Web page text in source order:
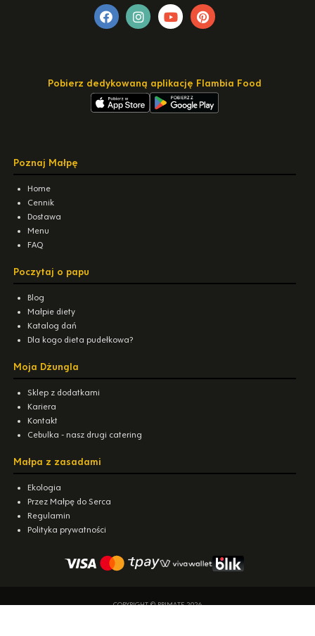
Pobierz dedykowaną aplikację Flambia Food
Poznaj Małpę
Home
Cennik
Dostawa
Menu
FAQ
Poczytaj o papu
Blog
Małpie diety
Katalog dań
Dla kogo dieta pudełkowa?
Moja Dżungla
Sklep z dodatkami
Kariera
Kontakt
Cebulka - nasz drugi catering
Małpa z zasadami
Ekologia
Przez Małpę do Serca
Regulamin
Polityka prywatności
COPYRIGHT © PRIMATE 2026